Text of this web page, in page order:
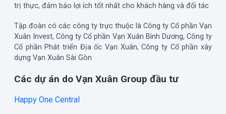
trị thực, đảm bảo lợi ích tốt nhất cho khách hàng và đối tác
Tập đoàn có các công ty trực thuộc là Công ty Cổ phần Vạn
Xuân Invest, Công ty Cổ phần Vạn Xuân Bình Dương, Công ty
Cổ phần Phát triển Địa ốc Vạn Xuân, Công ty Cổ phần xây
dựng Vạn Xuân Sài Gòn
Các dự án do Vạn Xuân Group đầu tư
Happy One Central